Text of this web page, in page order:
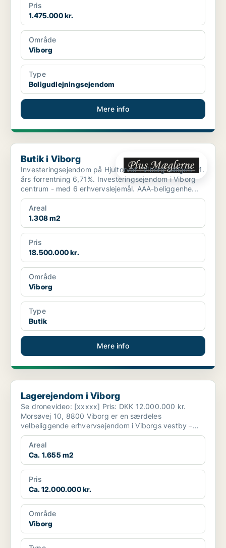
Pris
1.475.000 kr.
Område
Viborg
Type
Boligudlejningsejendom
Mere info
Butik i Viborg
Butik i Viborg
Investeringsejendom på Hjultorvet i Viborg sælges - 1.
års forrentning 6,71%. Investeringsejendom i Viborg
centrum - med 6 erhvervslejemål. AAA-beliggenhe...
Areal
1.308 m2
Pris
18.500.000 kr.
Område
Viborg
Type
Butik
Mere info
Lagerejendom i Viborg
Lagerejendom i Viborg
Se dronevideo: [xxxxx] Pris: DKK 12.000.000 kr.
Morsøvej 10, 8800 Viborg er en særdeles
velbeliggende erhvervsejendom i Viborgs vestby –
strategisk pla...
Areal
Ca. 1.655 m2
Pris
Ca. 12.000.000 kr.
Område
Viborg